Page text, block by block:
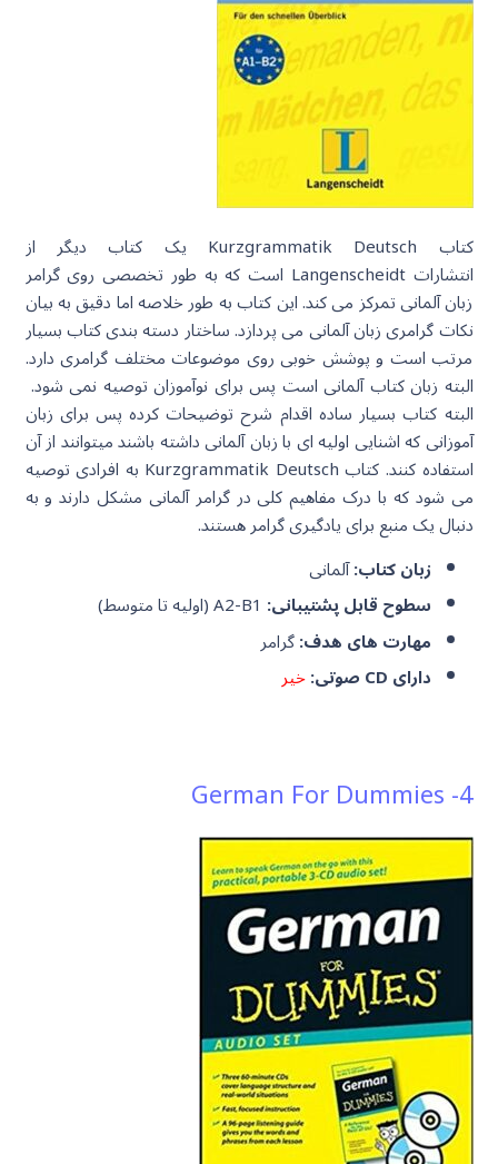
کتاب Kurzgrammatik Deutsch یک کتاب دیگر از
انتشارات Langenscheidt است که به طور تخصصی روی گرامر
زبان آلمانی تمرکز می کند. این کتاب به طور خلاصه اما دقیق به بیان
نکات گرامری زبان آلمانی می پردازد. ساختار دسته بندی کتاب بسیار
مرتب است و پوشش خوبی روی موضوعات مختلف گرامری دارد.
البته زبان کتاب آلمانی است پس برای نوآموزان توصیه نمی شود.
البته کتاب بسیار ساده اقدام شرح توضیحات کرده پس برای زبان
آموزانی که اشنایی اولیه ای با زبان آلمانی داشته باشند میتوانند از آن
استفاده کنند. کتاب Kurzgrammatik Deutsch به افرادی توصیه
می شود که با درک مفاهیم کلی در گرامر آلمانی مشکل دارند و به
دنبال یک منبع برای یادگیری گرامر هستند.
زبان کتاب:آلمانی
سطوح قابل پشتیبانی:
مهارت های هدف:گرامر
دارای CD صوتی:
خیر
4- German For Dummies